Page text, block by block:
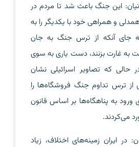
این جنگ باعث شد تا مردم در
و همراهی خود با یکدیگر را به
جای آنکه از ترس جنگ به جان
به غارت بزنند، دست یاری به سوی
حالی که تصاویر اسرائیلی نشان
از ترس تداوم جنگ فروشگاه‌ها را
ورود به پناهگاه‌ها بر اساس قانون
می‌کردند.
در ایران زمینه‌های اختلاف، زیاد